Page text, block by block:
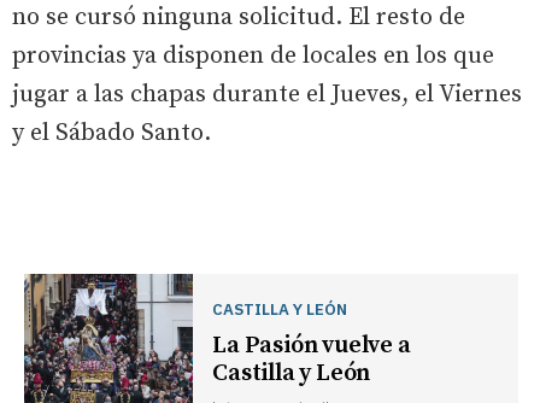
no se cursó ninguna solicitud. El resto de
provincias ya disponen de locales en los que
jugar a las chapas durante el Jueves, el Viernes
y el Sábado Santo.
CASTILLA Y LEÓN
La Pasión vuelve a
Castilla y León